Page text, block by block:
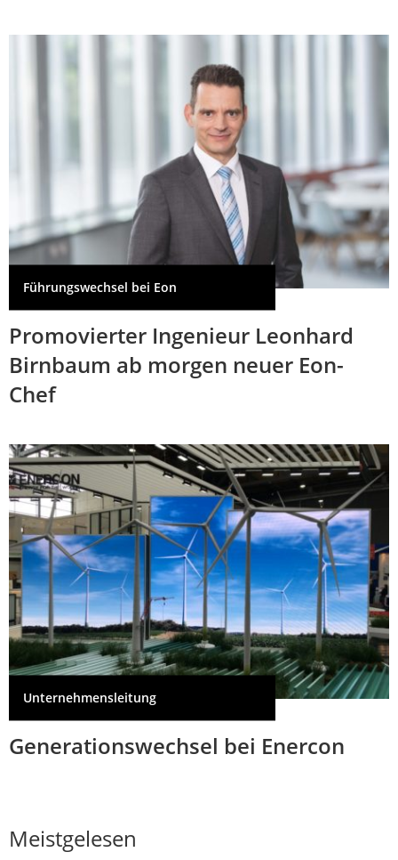
Führungswechsel bei Eon
Promovierter Ingenieur Leonhard
Birnbaum ab morgen neuer Eon-
Chef
Unternehmensleitung
Generationswechsel bei Enercon
Meistgelesen